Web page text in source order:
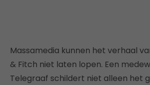
Massamedia kunnen het verhaal
& Fitch niet laten lopen. Een
Telegraaf schildert niet alleen het